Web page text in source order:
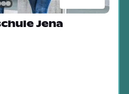
Jena